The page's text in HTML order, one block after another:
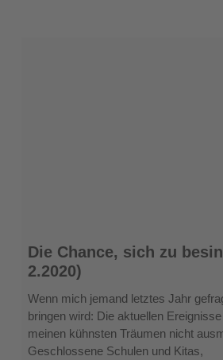
Die
Chance,
sich
zu
besinnen
(Ausgabe
2.2020)
Die Chance, sich zu
2.2020)
Wenn mich jemand letztes Jahr
bringen wird: Die aktuellen
meinen kühnsten Träumen nicht
Geschlossene Schulen und Kitas,